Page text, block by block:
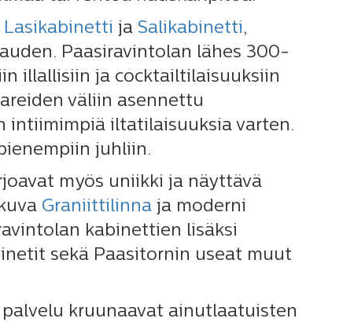
Lasikabinetti ja Salikabinetti,
Paasiravintolan lähes 300-
illallisiin ja cocktailtilaisuuksiin
väliin asennettu
intiimimpiä iltatilaisuuksia varten.
juhliin.
myös uniikki ja näyttävä
Graniittilinna ja moderni
kabinettien lisäksi
sekä Paasitornin useat muut
kruunaavat ainutlaatuisten